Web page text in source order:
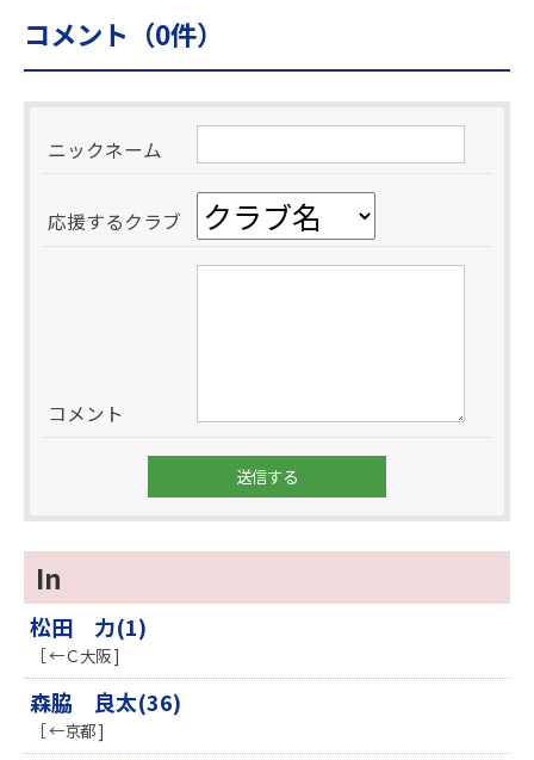
コメント（0件）
ニックネーム
応援するクラブ
コメント
In
松田 力(1)
［ ←Ｃ大阪 ]
森脇 良太(36)
［ ←京都 ]